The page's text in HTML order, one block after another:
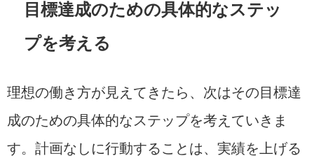
目標達成のための具体的なステッ
プを考える
理想の働き方が見えてきたら、次はその目標達
成のための具体的なステップを考えていきま
す。計画なしに行動することは、実績を上げる